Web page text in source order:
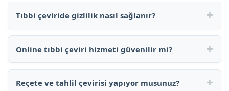
Tıbbi çeviride gizlilik nasıl sağlanır? +
Online tıbbi çeviri hizmeti güvenilir mi? +
Reçete ve tahlil çevirisi yapıyor musunuz? +